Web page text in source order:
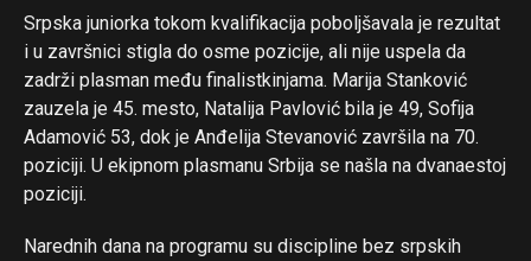
Srpska juniorka tokom kvalifikacija poboljšavala je rezultat
i u završnici stigla do osme pozicije, ali nije uspela da
zadrži plasman među finalistkinjama. Marija Stanković
zauzela je 45. mesto, Natalija Pavlović bila je 49, Sofija
Adamović 53, dok je Anđelija Stevanović završila na 70.
poziciji. U ekipnom plasmanu Srbija se našla na dvanaestoj
poziciji.
Narednih dana na programu su discipline bez srpskih
Pinterest
Whatsapp
Email